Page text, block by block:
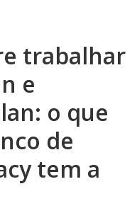
trabalhar
e
o que
de
tem a